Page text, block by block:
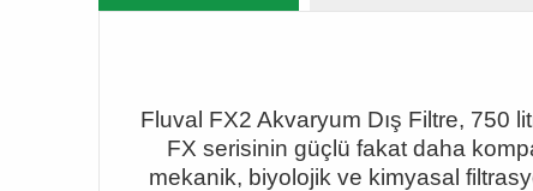
Fluval FX2 Akvaryum Dış Filtre, 750
FX serisinin güçlü fakat daha
mekanik, biyolojik ve kimyasal